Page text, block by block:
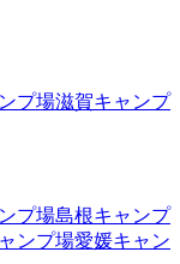
プ場滋賀キャンプ
プ場島根キャンプ
ンプ場愛媛キャン